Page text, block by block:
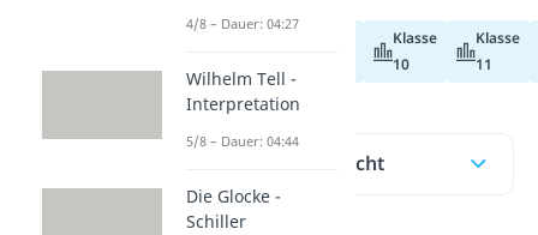
Klasse
10
Klasse
11
Inhaltsübersicht
4/8 – Dauer: 04:27
Wilhelm Tell -
Interpretation
5/8 – Dauer: 04:44
Die Glocke -
Schiller